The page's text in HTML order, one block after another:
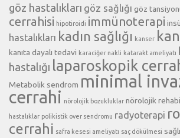
göz hastalıkları göz sağlığı göz
cerrahisi hipotiroidi immünoterapi
hastalıkları kadın sağlığı kanser
kanıta dayalı tedavi karaciğer nakli katarakt ameliyatı
hastalığı laparoskopik
Metabolik sendrom minimal
cerrahi nörolojik bozukluklar nörolojik
hastalıklar polikistik over sendromu radyoterapi
cerrahi safra kesesi ameliyatı saç dökülmesi